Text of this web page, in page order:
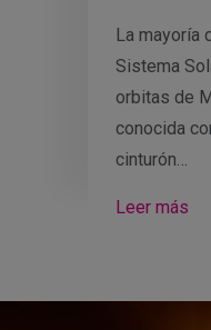
La mayoría
Sistema
orbitas de
conocida
cinturón…
Leer más